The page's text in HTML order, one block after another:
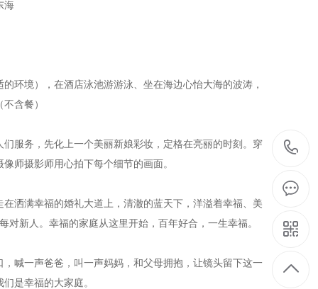
海
境），在酒店泳池游游泳、坐在海边心怡大海的波涛，
含餐）
服务，先化上一个美丽新娘彩妆，定格在亮丽的时刻。穿
师摄影师用心拍下每个细节的画面。
洒满幸福的婚礼大道上，清澈的蓝天下，洋溢着幸福、美
新人。幸福的家庭从这里开始，百年好合，一生幸福。
喊一声爸爸，叫一声妈妈，和父母拥抱，让镜头留下这一
是幸福的大家庭。